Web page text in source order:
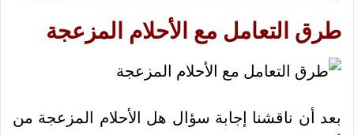
طرق التعامل مع الأحلام المزعجة
بعد أن ناقشنا إجابة سؤال هل الأحلام المزعجة من